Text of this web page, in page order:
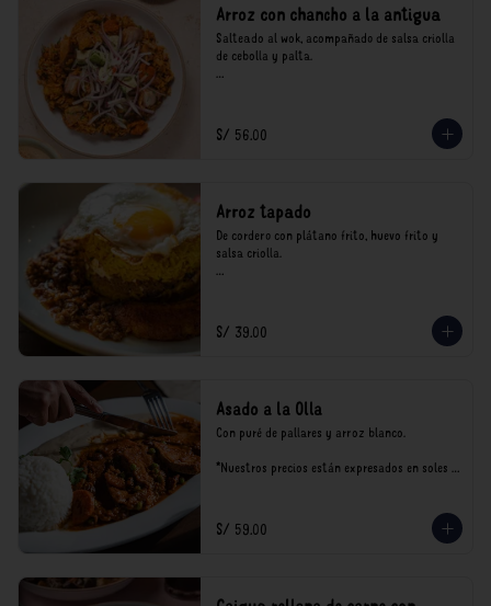
Arroz con chancho a la antigua
Salteado al wok, acompañado de salsa criolla
de cebolla y palta.
consumo.
S/ 56.00
Arroz tapado
De cordero con plátano frito, huevo frito y
salsa criolla.
consumo.
S/ 39.00
Asado a la Olla
Con puré de pallares y arroz blanco.
*Nuestros precios están expresados en soles e
S/ 59.00